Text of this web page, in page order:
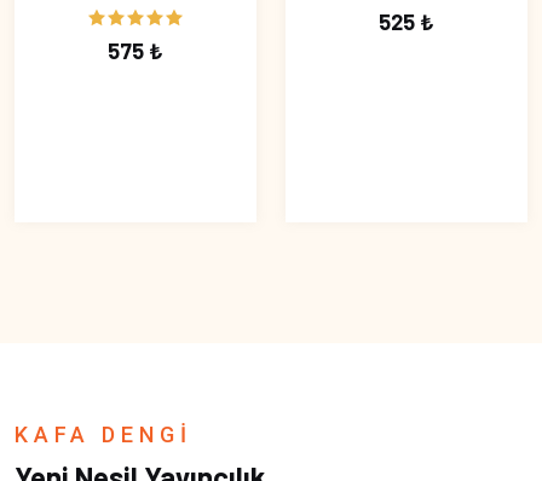
575 ₺
525 ₺
KAFA DENGİ